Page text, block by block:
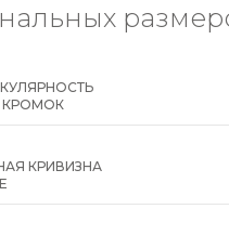
КРИВИЗНА